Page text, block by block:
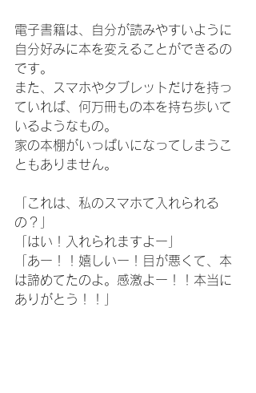
電子書籍は、自分が読みやすいように
自分好みに本を変えることができるの
です。
また、スマホやタブレットだけを持っ
ていれば、何万冊もの本を持ち歩いて
いるようなもの。
家の本棚がいっぱいになってしまうこ
ともありません。
「これは、私のスマホて入れられる
の？」
「はい！入れられますよー」
「あー！！嬉しいー！目が悪くて、本
は諦めてたのよ。感激よー！！本当に
ありがとう！！」